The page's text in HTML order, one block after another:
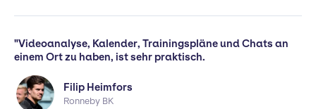
"Videoanalyse, Kalender, Trainingspläne und Chats an
einem Ort zu haben, ist sehr praktisch.
Filip Heimfors
Ronneby BK